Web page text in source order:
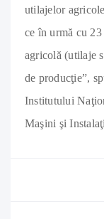
utilajelor
ce în urmă cu
agricolă (utilaje
de producţie”,
Institutului
Maşini şi